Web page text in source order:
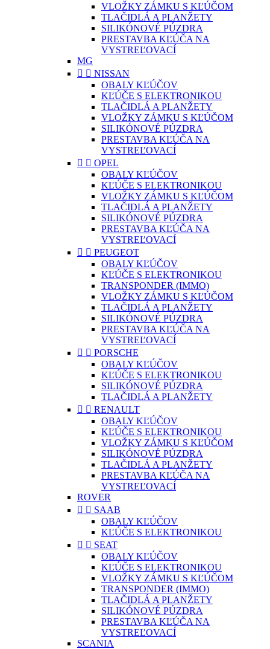
VLOŽKY ZÁMKU S KĽÚČOM
TLAČIDLÁ A PLANŽETY
SILIKÓNOVÉ PÚZDRA
PRESTAVBA KĽÚČA NA
VYSTREĽOVACÍ
MG
  NISSAN
OBALY KĽÚČOV
KĽÚČE S ELEKTRONIKOU
TLAČIDLÁ A PLANŽETY
VLOŽKY ZÁMKU S KĽÚČOM
SILIKÓNOVÉ PÚZDRA
PRESTAVBA KĽÚČA NA
VYSTREĽOVACÍ
  OPEL
OBALY KĽÚČOV
KĽÚČE S ELEKTRONIKOU
VLOŽKY ZÁMKU S KĽÚČOM
TLAČIDLÁ A PLANŽETY
SILIKÓNOVÉ PÚZDRA
PRESTAVBA KĽÚČA NA
VYSTREĽOVACÍ
  PEUGEOT
OBALY KĽÚČOV
KĽÚČE S ELEKTRONIKOU
TRANSPONDER (IMMO)
VLOŽKY ZÁMKU S KĽÚČOM
TLAČIDLÁ A PLANŽETY
SILIKÓNOVÉ PÚZDRA
PRESTAVBA KĽÚČA NA
VYSTREĽOVACÍ
  PORSCHE
OBALY KĽÚČOV
KĽÚČE S ELEKTRONIKOU
SILIKÓNOVÉ PÚZDRA
TLAČIDLÁ A PLANŽETY
  RENAULT
OBALY KĽÚČOV
KĽÚČE S ELEKTRONIKOU
VLOŽKY ZÁMKU S KĽÚČOM
SILIKÓNOVÉ PÚZDRA
TLAČIDLÁ A PLANŽETY
PRESTAVBA KĽÚČA NA
VYSTREĽOVACÍ
ROVER
  SAAB
OBALY KĽÚČOV
KĽÚČE S ELEKTRONIKOU
  SEAT
OBALY KĽÚČOV
KĽÚČE S ELEKTRONIKOU
VLOŽKY ZÁMKU S KĽÚČOM
TRANSPONDER (IMMO)
TLAČIDLÁ A PLANŽETY
SILIKÓNOVÉ PÚZDRA
PRESTAVBA KĽÚČA NA
VYSTREĽOVACÍ
SCANIA